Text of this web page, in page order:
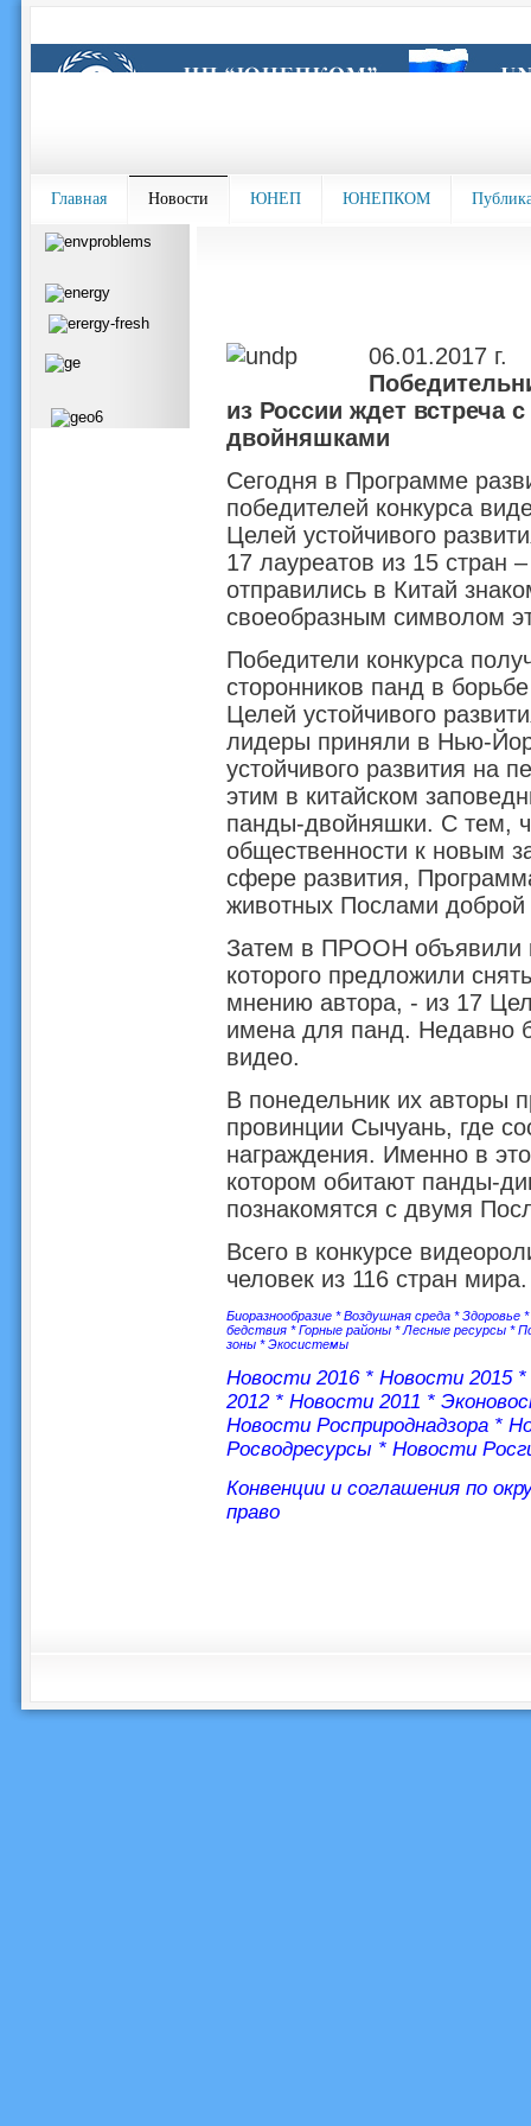
Главная Новости ЮНЕП ЮНЕПКОМ
06.01.2017 г.
из России ждет встреча
двойняшками
Сегодня в Программе
победителей конкурса
Целей устойчивого
17 лауреатов из 15 стран
отправились в Китай
своеобразным символом
Победители конкурса
сторонников панд в
Целей устойчивого
лидеры приняли в Нью-
устойчивого развития на
этим в китайском
панды-двойняшки. С тем,
общественности к новым
сфере развития,
животных Послами доброй
Затем в ПРООН объявили
которого предложили
мнению автора, - из 17
имена для панд. Недавно
видео.
В понедельник их авторы
провинции Сычуань, где
награждения. Именно в
котором обитают панды-
познакомятся с двумя
Всего в конкурсе
человек из 116 стран мира.
Биоразнообразие *Воздушная среда *Здоровье *
бедствия *Горные районы *Лесные ресурсы *
зоны *Экосистемы
Новости 2016* Новости 2015*
2012* Новости 2011 *
Новости Росприроднадзора*
Росводресурсы * Новости
Конвенции и соглашения по
право